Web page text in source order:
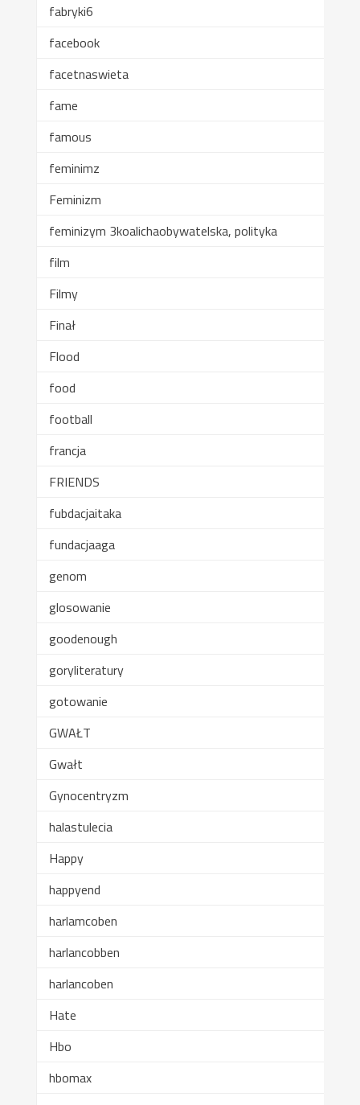
fabryki6
facebook
facetnaswieta
fame
famous
feminimz
Feminizm
feminizym 3koalichaobywatelska, polityka
film
Filmy
Finał
Flood
food
football
francja
FRIENDS
fubdacjaitaka
fundacjaaga
genom
glosowanie
goodenough
goryliteratury
gotowanie
GWAŁT
Gwałt
Gynocentryzm
halastulecia
Happy
happyend
harlamcoben
harlancobben
harlancoben
Hate
Hbo
hbomax